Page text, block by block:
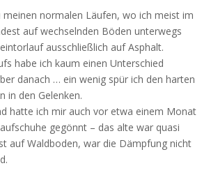
meinen normalen Läufen, wo ich meist im
auf wechselnden Böden unterwegs
ausschließlich auf Asphalt.
habe ich kaum einen Unterschied
danach … ein wenig spür ich den harten
in den Gelenken.
hatte ich mir auch vor etwa einem Monat
gegönnt – das alte war quasi
auf Waldboden, war die Dämpfung nicht